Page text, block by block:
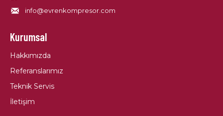
info@evrenkompresor.com
Kurumsal
Hakkımızda
Referanslarımız
Teknik Servis
İletişim